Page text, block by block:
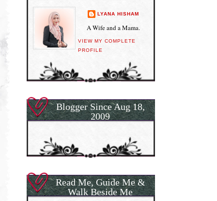
LYANA HISHAM
A Wife and a Mama.
VIEW MY COMPLETE
PROFILE
Blogger Since Aug 18,
2009
Read Me, Guide Me &
Walk Beside Me